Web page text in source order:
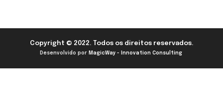
Copyright © 2022. Todos os direitos reservados.
Desenvolvido por MagicWay - Innovation Consulting